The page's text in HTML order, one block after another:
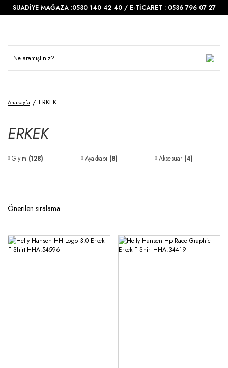
SUADİYE MAĞAZA :0530 140 42 40 / E-TİCARET : 0536 796 07 27
Anasayfa ERKEK
ERKEK
Giyim (128) Ayakkabı (8) Aksesuar (4)